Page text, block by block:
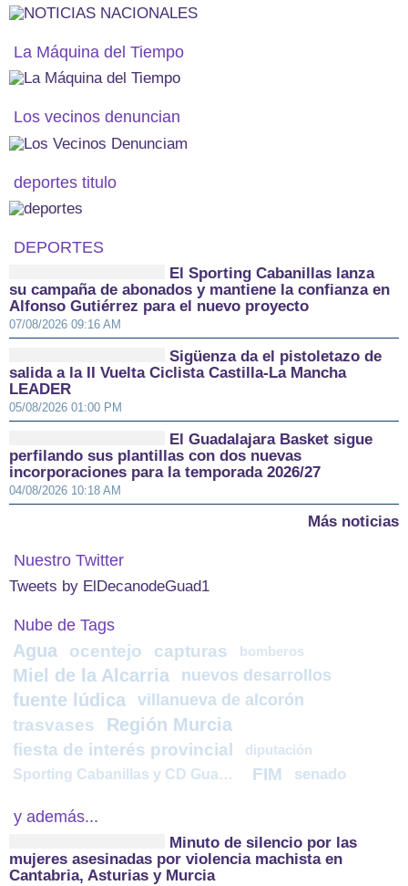
La Máquina del Tiempo
Los vecinos denuncian
deportes titulo
DEPORTES
El Sporting Cabanillas lanza
su campaña de abonados y mantiene la confianza en
Alfonso Gutiérrez para el nuevo proyecto
07/08/2026 09:16 AM
Sigüenza da el pistoletazo de
salida a la II Vuelta Ciclista Castilla-La Mancha
LEADER
05/08/2026 01:00 PM
El Guadalajara Basket sigue
perfilando sus plantillas con dos nuevas
incorporaciones para la temporada 2026/27
04/08/2026 10:18 AM
Más noticias
Nuestro Twitter
Tweets by ElDecanodeGuad1
Nube de Tags
Agua ocentejo capturas bomberos
Miel de la Alcarria nuevos desarrollos
fuente lúdica villanueva de alcorón
trasvases Región Murcia
fiesta de interés provincial diputación
Sporting Cabanillas y CD Guadalajara B FIM senado
y además...
Minuto de silencio por las
mujeres asesinadas por violencia machista en
Cantabria, Asturias y Murcia